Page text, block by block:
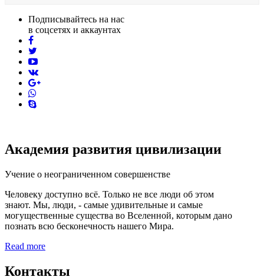
Подписывайтесь на нас
в соцсетях и аккаунтах
facebook
youtube
vk
skype
Академия развития цивилизации
Учение о неограниченном совершенстве
Человеку доступно всё. Только не все люди об этом
знают. Мы, люди, - самые удивительные и самые
могущественные существа во Вселенной, которым дано
познать всю бесконечность нашего Мира.
Read more
Контакты